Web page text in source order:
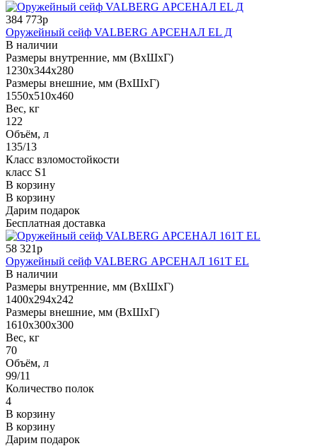
384 773р
Оружейный сейф VALBERG АРСЕНАЛ EL Д
В наличии
Размеры внутренние, мм (ВхШхГ)
1230x344x280
Размеры внешние, мм (ВхШхГ)
1550x510x460
Вес, кг
122
Объём, л
135/13
Класс взломостойкости
класс S1
В корзину
В корзину
Дарим подарок
Бесплатная доставка
58 321р
Оружейный сейф VALBERG АРСЕНАЛ 161Т EL
В наличии
Размеры внутренние, мм (ВхШхГ)
1400x294x242
Размеры внешние, мм (ВхШхГ)
1610x300x300
Вес, кг
70
Объём, л
99/11
Количество полок
4
В корзину
В корзину
Дарим подарок